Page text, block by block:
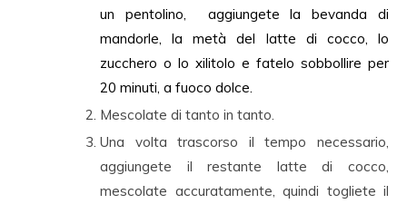
un pentolino, aggiungete la bevanda di
mandorle, la metà del latte di cocco, lo
zucchero o lo xilitolo e fatelo sobbollire per
20 minuti, a fuoco dolce.
Mescolate di tanto in tanto.
Una volta trascorso il tempo necessario,
aggiungete il restante latte di cocco,
mescolate accuratamente, quindi togliete il